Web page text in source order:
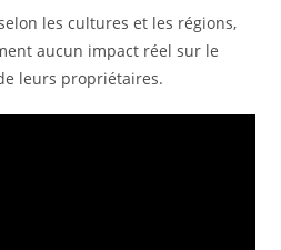
les cultures et les régions,
aucun impact réel sur le
leurs propriétaires.